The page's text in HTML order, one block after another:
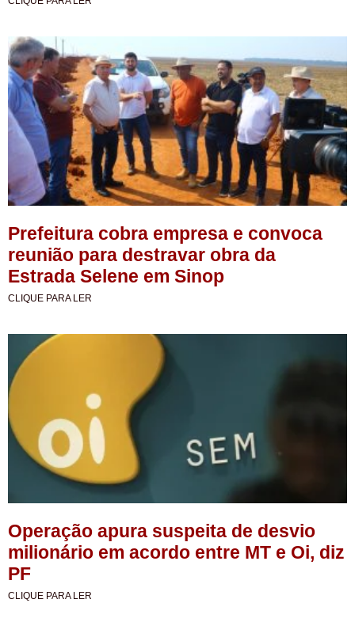
Prefeitura cobra empresa e convoca
reunião para destravar obra da
Estrada Selene em Sinop
CLIQUE PARA LER
Operação apura suspeita de desvio
milionário em acordo entre MT e Oi, diz
PF
CLIQUE PARA LER